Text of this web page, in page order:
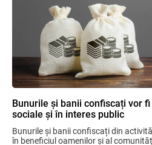
31.07.2026
Garanția
mediului la
minerale
04.08.2026
Noțiuni noi în
raportării
Bunurile și banii confiscați vor
sociale și în interes public
Bunurile și banii confiscați din
în beneficiul oamenilor și al